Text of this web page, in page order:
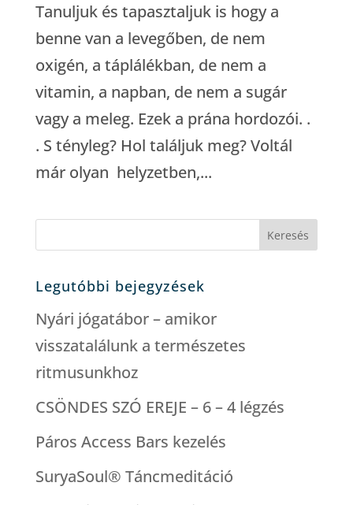
Tanuljuk és tapasztaljuk is hogy a
benne van a levegőben, de nem
oxigén, a táplálékban, de nem a
vitamin, a napban, de nem a sugár
vagy a meleg. Ezek a prána hordozói. .
. S tényleg? Hol találjuk meg? Voltál
már olyan helyzetben,...
Keresés
Legutóbbi bejegyzések
Nyári jógatábor – amikor
visszatalálunk a természetes
ritmusunkhoz
CSÖNDES SZÓ EREJE – 6 – 4 légzés
Páros Access Bars kezelés
SuryaSoul® Táncmeditáció